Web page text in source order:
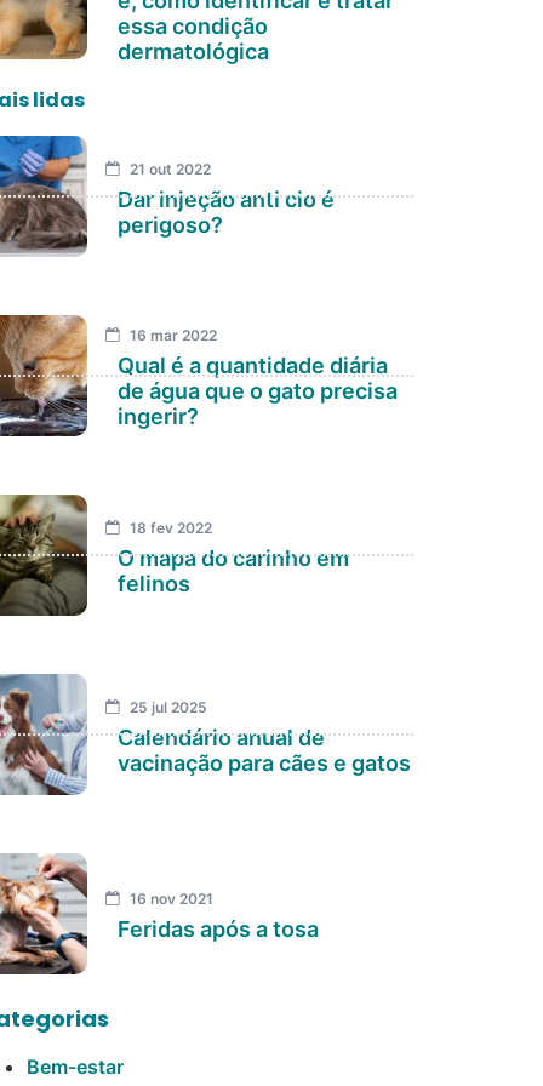
essa condição
dermatológica
lidas
21 out 2022
Dar injeção anti cio é
perigoso?
16 mar 2022
Qual é a quantidade diária
de água que o gato precisa
ingerir?
18 fev 2022
O mapa do carinho em
felinos
25 jul 2025
Calendário anual de
vacinação para cães e gatos
16 nov 2021
Feridas após a tosa
Bem-estar